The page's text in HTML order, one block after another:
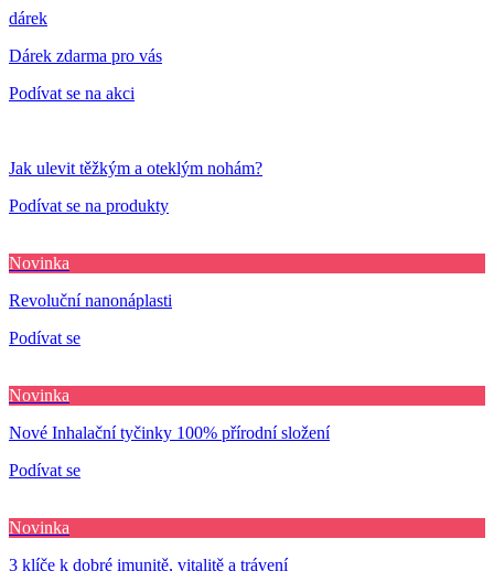
dárek
Dárek zdarma pro vás
Podívat se na akci
Jak ulevit těžkým a oteklým nohám?
Podívat se na produkty
Novinka
Revoluční nanonáplasti
Podívat se
Novinka
Nové Inhalační tyčinky 100% přírodní složení
Podívat se
Novinka
3 klíče k dobré imunitě, vitalitě a trávení